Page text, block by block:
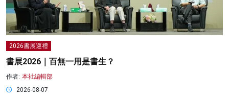
2026書展巡禮
書展2026｜百無一用是書生？
作者: 本社編輯部
2026-08-07